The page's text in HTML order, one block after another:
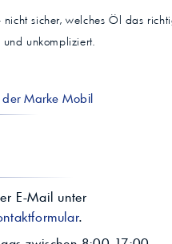
nicht sicher, welches Öl das
und unkompliziert.
Marke Mobil
E-Mail unter
.